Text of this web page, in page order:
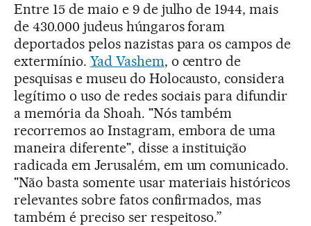
Entre 15 de maio e 9 de julho de 1944, mais
de 430.000 judeus húngaros foram
deportados pelos nazistas para os campos de
extermínio. Yad Vashem, o centro de
pesquisas e museu do Holocausto, considera
legítimo o uso de redes sociais para difundir
a memória da Shoah. "Nós também
recorremos ao Instagram, embora de uma
maneira diferente", disse a instituição
radicada em Jerusalém, em um comunicado.
"Não basta somente usar materiais históricos
relevantes sobre fatos confirmados, mas
também é preciso ser respeitoso.”